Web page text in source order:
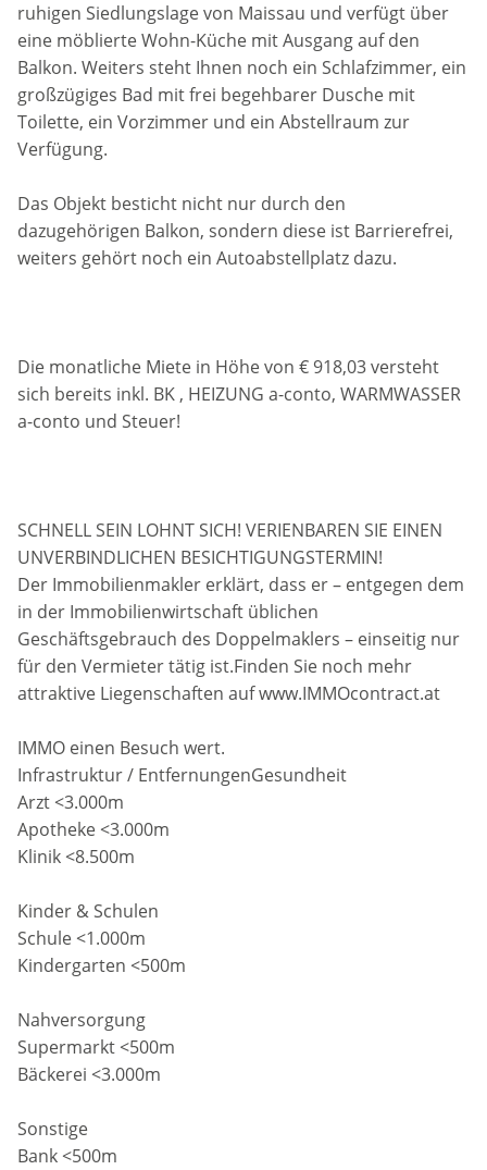
ruhigen Siedlungslage von Maissau und verfügt über
eine möblierte Wohn-Küche mit Ausgang auf den
Balkon. Weiters steht Ihnen noch ein Schlafzimmer, ein
großzügiges Bad mit frei begehbarer Dusche mit
Toilette, ein Vorzimmer und ein Abstellraum zur
Verfügung.
Das Objekt besticht nicht nur durch den
dazugehörigen Balkon, sondern diese ist Barrierefrei,
weiters gehört noch ein Autoabstellplatz dazu.
Die monatliche Miete in Höhe von € 918,03 versteht
sich bereits inkl. BK , HEIZUNG a-conto, WARMWASSER
a-conto und Steuer!
SCHNELL SEIN LOHNT SICH! VERIENBAREN SIE EINEN
UNVERBINDLICHEN BESICHTIGUNGSTERMIN!
Der Immobilienmakler erklärt, dass er – entgegen dem
in der Immobilienwirtschaft üblichen
Geschäftsgebrauch des Doppelmaklers – einseitig nur
für den Vermieter tätig ist.Finden Sie noch mehr
attraktive Liegenschaften auf www.IMMOcontract.at
IMMO einen Besuch wert.
Infrastruktur / EntfernungenGesundheit
Arzt <3.000m
Apotheke <3.000m
Klinik <8.500m
Kinder & Schulen
Schule <1.000m
Kindergarten <500m
Nahversorgung
Supermarkt <500m
Bäckerei <3.000m
Sonstige
Bank <500m